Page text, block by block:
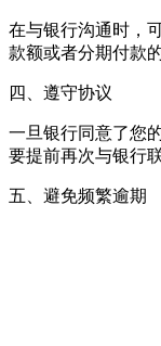
在与银行沟通时，
款额或者分期付款
四、遵守协议
一旦银行同意了您
要提前再次与银行
五、避免频繁逾期